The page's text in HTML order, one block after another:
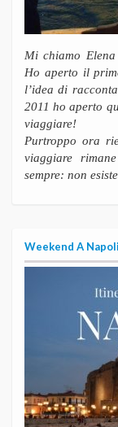
Mi chiamo
Ho aperto il
l’idea di
2011 ho aperto
viaggiare!
Purtroppo ora
viaggiare
sempre: non
Weekend A Napoli